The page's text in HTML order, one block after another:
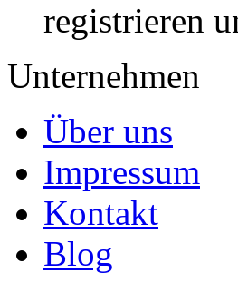
registrieren
Unternehmen
Über uns
Impressum
Kontakt
Blog